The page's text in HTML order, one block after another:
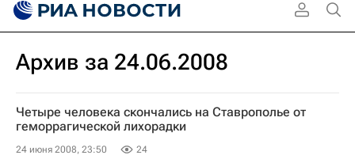
Архив за 24.06.2008
Четыре человека скончались на Ставрополье от
геморрагической лихорадки
24 июня 2008, 23:50 24